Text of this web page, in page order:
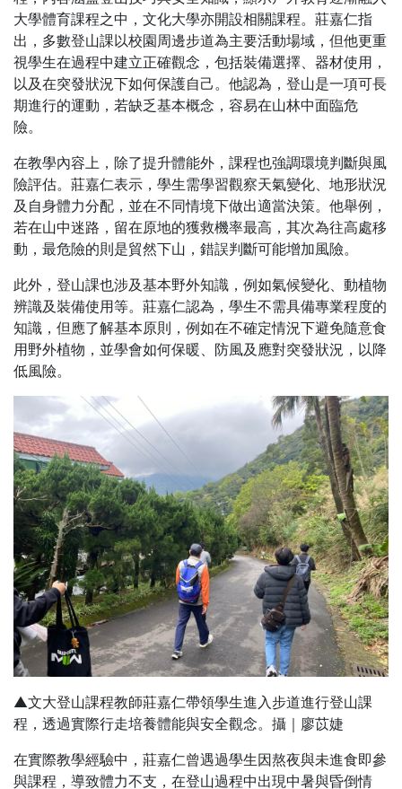
大學體育課程之中，文化大學亦開設相關課程。莊嘉仁指
出，多數登山課以校園周邊步道為主要活動場域，但他更重
視學生在過程中建立正確觀念，包括裝備選擇、器材使用，
以及在突發狀況下如何保護自己。他認為，登山是一項可長
期進行的運動，若缺乏基本概念，容易在山林中面臨危
險。
在教學內容上，除了提升體能外，課程也強調環境判斷與風
險評估。莊嘉仁表示，學生需學習觀察天氣變化、地形狀況
及自身體力分配，並在不同情境下做出適當決策。他舉例，
若在山中迷路，留在原地的獲救機率最高，其次為往高處移
動，最危險的則是貿然下山，錯誤判斷可能增加風險。
此外，登山課也涉及基本野外知識，例如氣候變化、動植物
辨識及裝備使用等。莊嘉仁認為，學生不需具備專業程度的
知識，但應了解基本原則，例如在不確定情況下避免隨意食
用野外植物，並學會如何保暖、防風及應對突發狀況，以降
低風險。
▲文大登山課程教師莊嘉仁帶領學生進入步道進行登山課
程，透過實際行走培養體能與安全觀念。攝｜廖苡婕
在實際教學經驗中，莊嘉仁曾遇過學生因熬夜與未進食即參
與課程，導致體力不支，在登山過程中出現中暑與昏倒情